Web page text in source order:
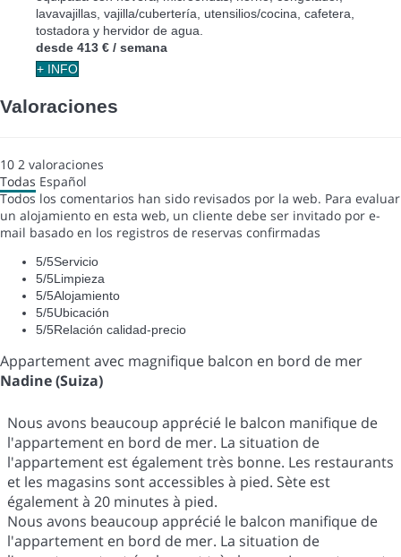
lavavajillas, vajilla/cubertería, utensilios/cocina, cafetera,
tostadora y hervidor de agua.
desde 413 € / semana
+ INFO
Valoraciones
10 2 valoraciones
Todas Español
Todos los comentarios han sido revisados por la web. Para evaluar
un alojamiento en esta web, un cliente debe ser invitado por e-
mail basado en los registros de reservas confirmadas
5/5Servicio
5/5Limpieza
5/5Alojamiento
5/5Ubicación
5/5Relación calidad-precio
Appartement avec magnifique balcon en bord de mer
Nadine (Suiza)
Nous avons beaucoup apprécié le balcon manifique de
l'appartement en bord de mer. La situation de
l'appartement est également très bonne. Les restaurants
et les magasins sont accessibles à pied. Sète est
également à 20 minutes à pied.
Nous avons beaucoup apprécié le balcon manifique de
l'appartement en bord de mer. La situation de